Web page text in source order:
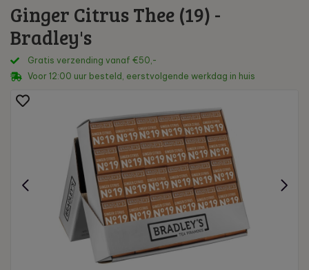
Ginger Citrus Thee (19) -
Bradley's
Gratis verzending vanaf €50,-
Voor 12:00 uur besteld, eerstvolgende werkdag in huis